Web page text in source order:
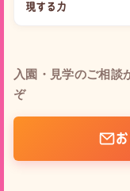
現する力
入園・見学のご相談
ぞ